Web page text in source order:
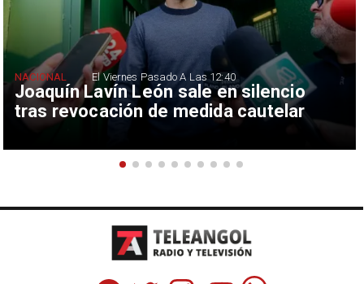
Joaquín Lavín León sale en silencio
tras revocación de medida cautelar
NACIONAL El Viernes Pasado A Las 12:40